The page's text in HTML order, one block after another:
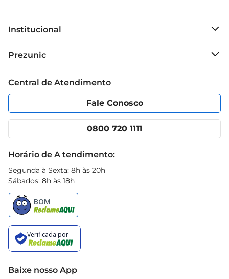
Institucional
Grupo Cencosud
Política de Privacidade
Portal do fornecedor
Cencosud Media
Prezunic
Código de Ética
App Prezunic
Central de Atendimento
Fale Conosco
0800 720 1111
Horário de A tendimento:
Segunda à Sexta: 8h às 20h
Sábados: 8h às 18h
Baixe nosso App